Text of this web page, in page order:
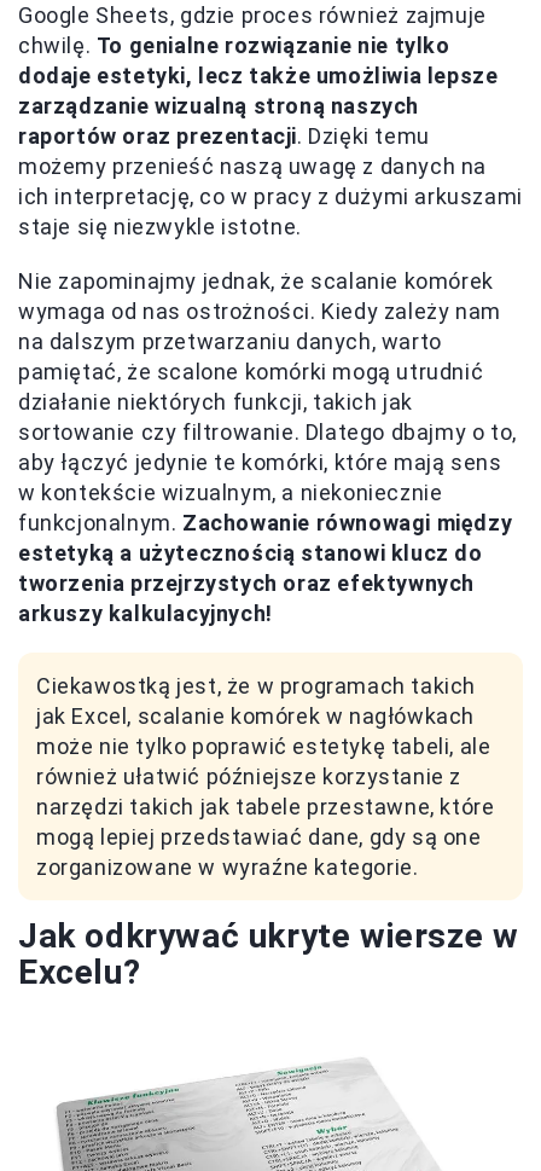
Google Sheets, gdzie proces również zajmuje
chwilę. To genialne rozwiązanie nie tylko
dodaje estetyki, lecz także umożliwia lepsze
zarządzanie wizualną stroną naszych
raportów oraz prezentacji. Dzięki temu
możemy przenieść naszą uwagę z danych na
ich interpretację, co w pracy z dużymi arkuszami
staje się niezwykle istotne.
Nie zapominajmy jednak, że scalanie komórek
wymaga od nas ostrożności. Kiedy zależy nam
na dalszym przetwarzaniu danych, warto
pamiętać, że scalone komórki mogą utrudnić
działanie niektórych funkcji, takich jak
sortowanie czy filtrowanie. Dlatego dbajmy o to,
aby łączyć jedynie te komórki, które mają sens
w kontekście wizualnym, a niekoniecznie
funkcjonalnym. Zachowanie równowagi między
estetyką a użytecznością stanowi klucz do
tworzenia przejrzystych oraz efektywnych
arkuszy kalkulacyjnych!
Ciekawostką jest, że w programach takich
jak Excel, scalanie komórek w nagłówkach
może nie tylko poprawić estetykę tabeli, ale
również ułatwić późniejsze korzystanie z
narzędzi takich jak tabele przestawne, które
mogą lepiej przedstawiać dane, gdy są one
zorganizowane w wyraźne kategorie.
Jak odkrywać ukryte wiersze w
Excelu?